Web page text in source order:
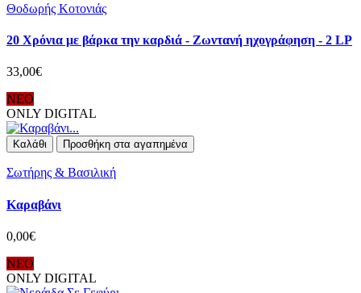
Θοδωρής Κοτονιάς
20 Χρόνια με βάρκα την καρδιά - Ζωντανή ηχογράφηση - 2 LP
33,00€
ΝΕΟ
ONLY DIGITAL
Καλάθι Προσθήκη στα αγαπημένα
Σωτήρης & Βασιλική
Καραβάνι
0,00€
ΝΕΟ
ONLY DIGITAL